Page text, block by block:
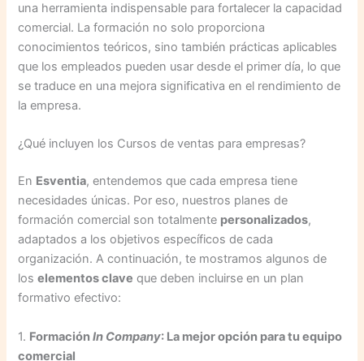
una herramienta indispensable para fortalecer la capacidad
comercial. La formación no solo proporciona
conocimientos teóricos, sino también prácticas aplicables
que los empleados pueden usar desde el primer día, lo que
se traduce en una mejora significativa en el rendimiento de
la empresa.
¿Qué incluyen los Cursos de ventas para empresas?
En Esventia, entendemos que cada empresa tiene
necesidades únicas. Por eso, nuestros planes de
formación comercial son totalmente personalizados,
adaptados a los objetivos específicos de cada
organización. A continuación, te mostramos algunos de
loselementos clave que deben incluirse en un plan
formativo efectivo:
1. FormaciónIn Company: La mejor opción para tu equipo
comercial